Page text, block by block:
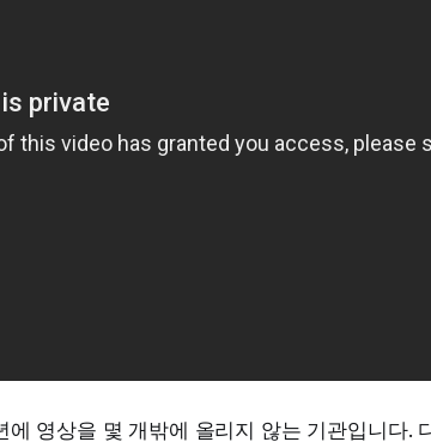
영상을 몇 개밖에 올리지 않는 기관입니다.